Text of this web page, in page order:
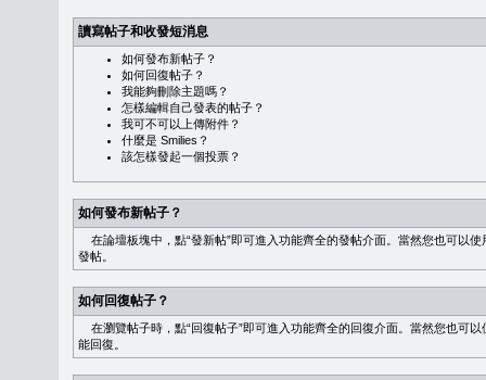
讀寫帖子和收發短消息
如何發布新帖子？
如何回復帖子？
我能夠刪除主題嗎？
怎樣編輯自己發表的帖子？
我可不可以上傳附件？
什麼是 Smilies？
該怎樣發起一個投票？
如何發布新帖子？
在論壇板塊中，點“發新帖”即可進入功能齊全的發帖介面。當然您也可以
發帖。
如何回復帖子？
在瀏覽帖子時，點“回復帖子”即可進入功能齊全的回復介面。當然您也可
能回復。